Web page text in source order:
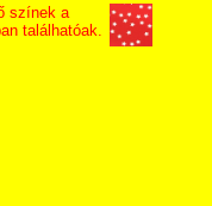
színek a
találhatóak.